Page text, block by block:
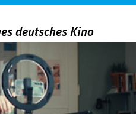
deutsches Kino